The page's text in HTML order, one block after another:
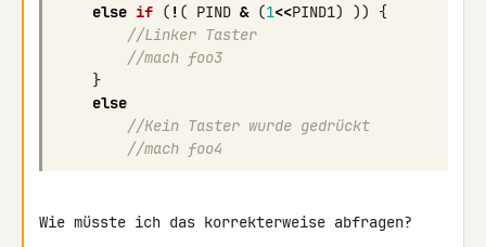
else if ( ! ( PIND & (1<<PIND1) ))
{
//Linker Taster
//mach foo3
}
else
//Kein Taster wurde gedrückt
//mach foo4
Wie müsste ich das korrekterweise abfragen?